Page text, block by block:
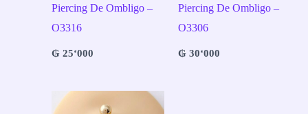
Piercing De Ombligo –
O3316
₲25‘000
Piercing De Ombligo –
O3306
₲30‘000